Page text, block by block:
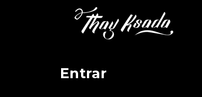
Entrar